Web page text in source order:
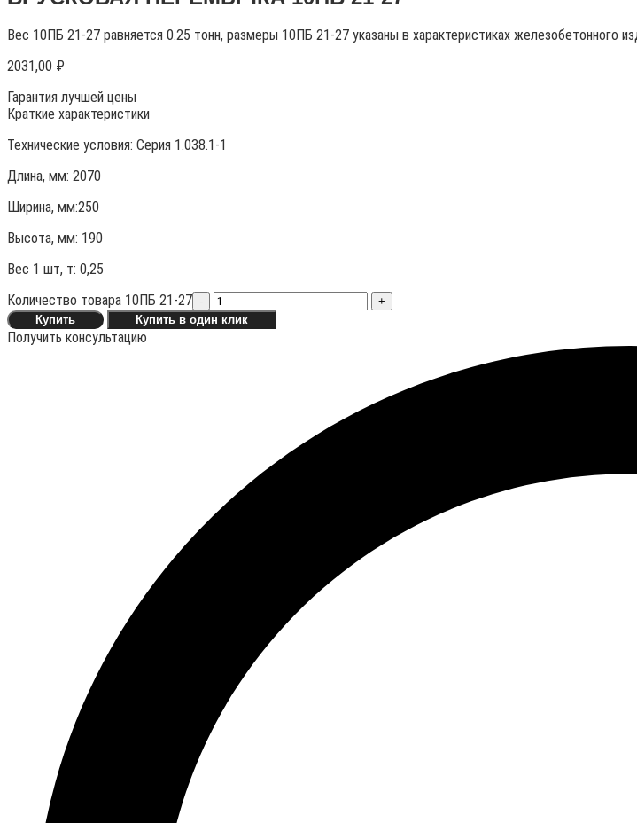
Вес 10ПБ 21-27 равняется 0.25 тонн, размеры 10ПБ 21-27 указаны в характеристиках железобетонного
2031,00 ₽
Гарантия лучшей цены
Краткие характеристики
Технические условия: Серия 1.038.1-1
Длина, мм: 2070
Ширина, мм:250
Высота, мм: 190
Вес 1 шт, т: 0,25
Количество товара 10ПБ 21-27 -
+
Купить
Купить в один клик
Получить консультацию